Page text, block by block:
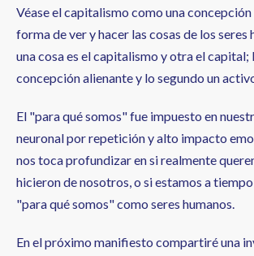
Véase el capitalismo como una
forma de ver y hacer las cosas de los seres
una cosa es el capitalismo y otra el capital;
concepción alienante y lo segundo un
El "para qué somos" fue impuesto en
neuronal por repetición y alto impacto
nos toca profundizar en si realmente
hicieron de nosotros, o si estamos a
"para qué somos" como seres humanos.
En el próximo manifiesto compartiré una